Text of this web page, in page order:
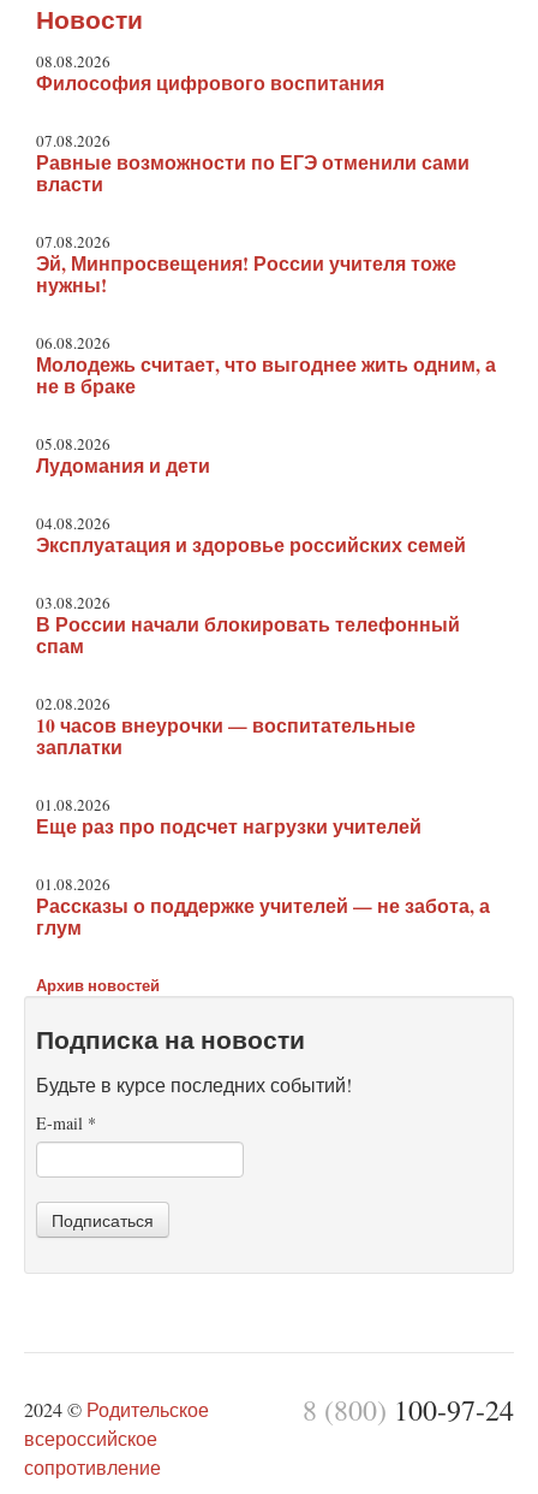
Новости
08.08.2026
Философия цифрового воспитания
07.08.2026
Равные возможности по ЕГЭ отменили сами
власти
07.08.2026
Эй, Минпросвещения! России учителя тоже
нужны!
06.08.2026
Молодежь считает, что выгоднее жить одним, а
не в браке
05.08.2026
Лудомания и дети
04.08.2026
Эксплуатация и здоровье российских семей
03.08.2026
В России начали блокировать телефонный
спам
02.08.2026
10 часов внеурочки — воспитательные
заплатки
01.08.2026
Еще раз про подсчет нагрузки учителей
01.08.2026
Рассказы о поддержке учителей — не забота, а
глум
Архив новостей
Подписка на новости
Будьте в курсе последних событий!
E-mail *
Подписаться
8 (800) 100-97-24
2024 © Родительское
всероссийское
сопротивление